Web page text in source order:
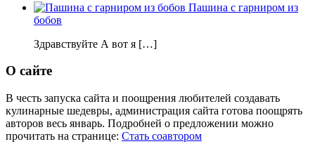
Пашина с гарниром из
бобов
Здравствуйте А вот я […]
О сайте
В честь запуска сайта и поощрения любителей создавать
кулинарные шедевры, администрация сайта готова поощрять
авторов весь январь. Подробней о предложении можно
прочитать на странице: Стать соавтором